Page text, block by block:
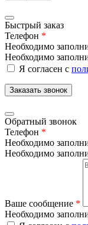
Быстрый заказ
Телефон *
Необходимо
Необходимо
Я согласен с
Заказать звонок
Обратный звонок
Телефон *
Необходимо
Необходимо
Ваше сообщение *
Необходимо